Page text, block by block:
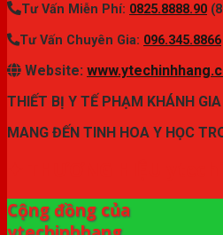
Tư Vấn Miễn Phí: 0825.8888.90
Tư Vấn Chuyên Gia: 096.345.8866
Website:
THIẾT BỊ Y TẾ PHẠM KHÁNH
MANG ĐẾN TINH HOA Y HỌC
Cộng đồng của